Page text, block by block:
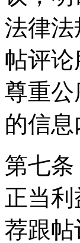
法律
帖评
尊重
的信息
第七
正当
荐跟